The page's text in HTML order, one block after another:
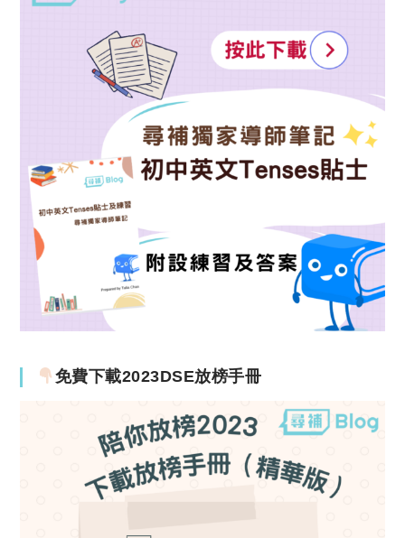
免費下載2023DSE放榜手冊